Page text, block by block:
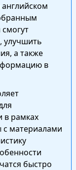
улучшить
а также
в
в рамках
материалами
быстро